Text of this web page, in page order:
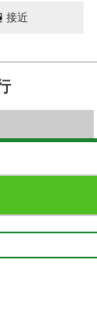
接近